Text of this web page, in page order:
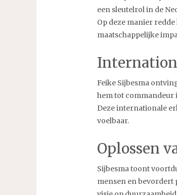
een sleutelrol in de
Op deze manier
maatschappelijke
Feike Sijbesma
hem tot commandeur
Deze internationale
voelbaar.
Oplossen
Sijbesma toont
mensen en bevordert